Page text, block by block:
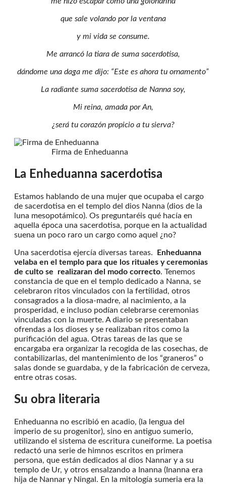
que sale volando por la ventana
y mi vida se consume.
Me arrancó la tiara de suma sacerdotisa,
dándome una daga me dijo: “Este es ahora tu ornamento”
La radiante suma sacerdotisa de Nanna soy,
Mi reina, amada por An,
¿será tu corazón propicio a tu sierva?
Firma de Enheduanna
La Enheduanna sacerdotisa
Estamos hablando de una mujer que ocupaba el cargo
de sacerdotisa en el templo del dios Nanna (dios de la
luna mesopotámico). Os preguntaréis qué hacía en
aquella época una sacerdotisa, porque en la actualidad
suena un poco raro un cargo como aquel ¿no?
Una sacerdotisa ejercía diversas tareas.
Enheduanna
velaba en el templo para que los rituales y ceremonias
de culto se realizaran del modo correcto. Tenemos
constancia de que en el templo dedicado a Nanna, se
celebraron ritos vinculados con la fertilidad, otros
consagrados a la diosa-madre, al nacimiento, a la
prosperidad, e incluso podían celebrarse ceremonias
vinculadas con la muerte. A diario se presentaban
ofrendas a los dioses y se realizaban ritos como la
purificación del agua. Otras tareas de las que se
encargaba era organizar la recogida de las cosechas, de
contabilizarlas, del mantenimiento de los “graneros” o
salas donde se guardaba, y de la fabricación de cerveza,
entre otras cosas.
Su obra literaria
Enheduanna no escribió en acadio, (la lengua del
imperio de su progenitor), sino en antiguo sumerio,
utilizando el sistema de escritura cuneiforme. La poetisa
redactó una serie de himnos escritos en primera
persona, que están dedicados al dios Nannar y a su
templo de Ur, y otros ensalzando a Inanna (Inanna era
hija de Nannar y Ningal. En la mitología sumeria era la